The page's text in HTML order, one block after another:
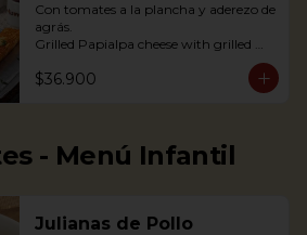
Con tomates a la plancha y aderezo de
agrás.
Grilled Papialpa cheese with grilled
$36.900
- Menú Infantil
Julianas de Pollo